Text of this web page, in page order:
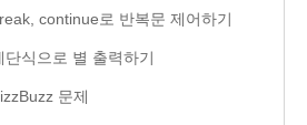
continue로 반복문 제어하기
단식으로 별 출력하기
문제